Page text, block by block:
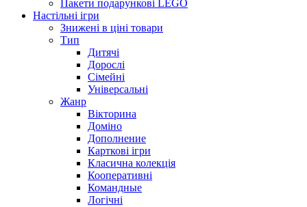
Пакети подарункові LEGO
Настільні ігри
Знижені в ціні товари
Тип
Дитячі
Дорослі
Сімейні
Універсальні
Жанр
Вікторина
Доміно
Дополнение
Карткові ігри
Класична колекція
Кооперативні
Командные
Логічні